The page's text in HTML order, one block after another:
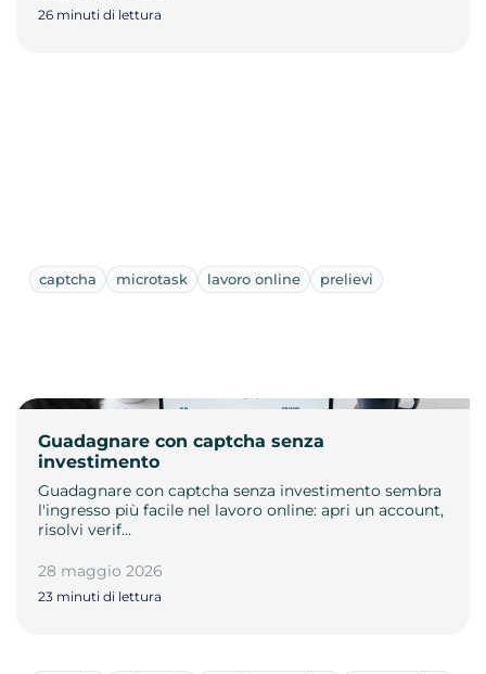
26 minuti di lettura
captcha microtask lavoro online prelievi
Guadagnare con captcha senza
investimento
Guadagnare con captcha senza investimento sembra
l'ingresso più facile nel lavoro online: apri un account,
risolvi verif…
28 maggio 2026
23 minuti di lettura